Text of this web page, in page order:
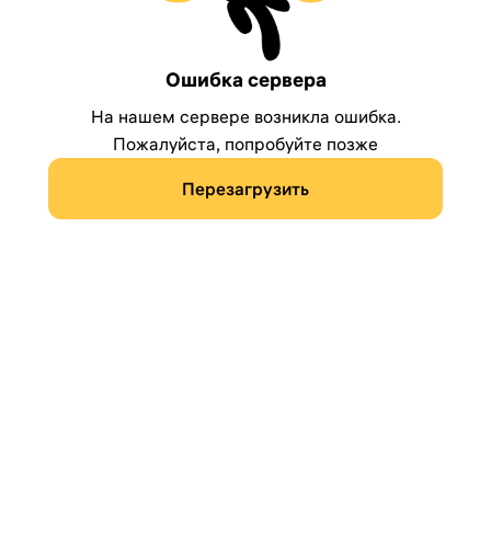
Ошибка сервера
На нашем сервере возникла ошибка.
Пожалуйста, попробуйте позже
Перезагрузить